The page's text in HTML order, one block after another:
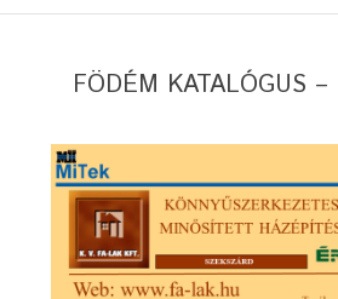
FÖDÉM KATALÓGUS –